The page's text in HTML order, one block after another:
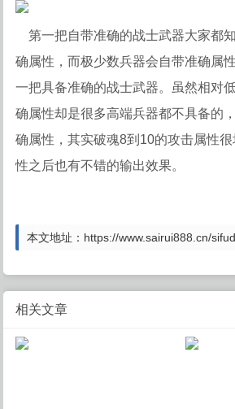
第一把自带准确的战士武器大家都
确属性，而极少数兵器会自带准确属
一把具备准确的战士武器。虽然相对
确属性却是很多高端兵器都不具备的
确属性，其实破魂8到10的攻击属性
性之后也有不错的输出效果。
本文地址：https://www.sairui888.cn/
相关文章